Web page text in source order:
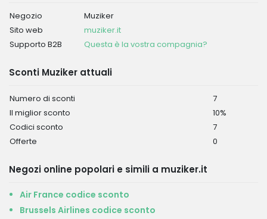
Negozio
Muziker
Sito web
muziker.it
Supporto B2B
Questa è la vostra compagnia?
Sconti Muziker attuali
Numero di sconti
7
Il miglior sconto
10%
Codici sconto
7
Offerte
0
Negozi online popolari e simili a muziker.it
Air France codice sconto
Brussels Airlines codice sconto